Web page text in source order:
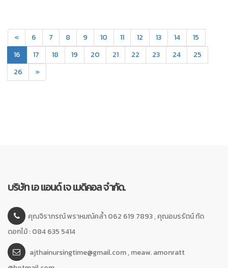
« 6 7 8 9 10 11 12 13 14
15
16 (current)
17 18 19 20 21 22 23 24
25
26
»
บริษัท เอ แอนด์ เจ เมดิคอล จำกัด.
คุณจิราภรณ์ พราหมณ์คล้ำ 062 619 7893 , คุณอมรรัตน์ ทัด
ดอกไม้ : 084 635 5414
ajthainursingtime@gmail.com , meaw. amonratt